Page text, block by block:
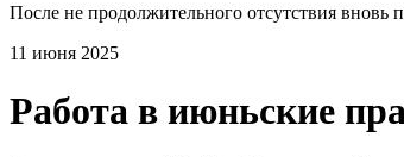
После не продолжительного отсутствия
11 июня 2025
Работа в июньские